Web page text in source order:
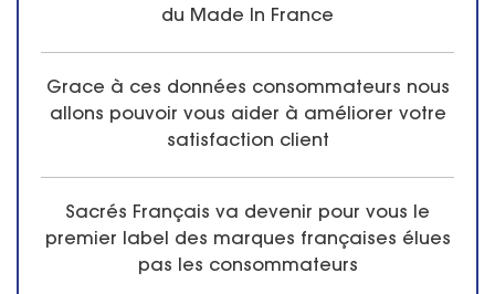
du Made In France
Grace à ces données consommateurs nous
allons pouvoir vous aider à améliorer votre
satisfaction client
Sacrés Français va devenir pour vous le
premier label des marques françaises élues
pas les consommateurs